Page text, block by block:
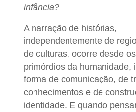
infância?
A narração de histórias,
independentemente de
de culturas, ocorre desde
primórdios da humanidade,
forma de comunicação, de
conhecimentos e de
identidade. E quando